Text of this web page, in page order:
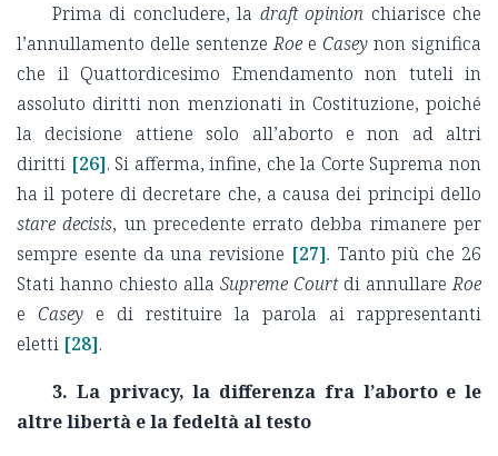
Prima di concludere, la draft opinion chiarisce che
l’annullamento delle sentenzeRoe e Casey non significa
che il Quattordicesimo Emendamento non tuteli in
assoluto diritti non menzionati in Costituzione, poiché
la decisione attiene solo all’aborto e non ad altri
diritti [26]. Si afferma, infine, che la Corte Suprema non
ha il potere di decretare che, a causa dei principi dello
stare decisis, un precedente errato debba rimanere per
sempre esente da una revisione [27]. Tanto più che 26
Stati hanno chiesto alla Supreme Courtdi annullareRoe
e Casey e di restituire la parola ai rappresentanti
eletti [28].
3. La privacy, la differenza fra l’aborto e le
altre libertà e la fedeltà al testo